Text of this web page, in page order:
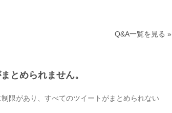
Q&A一覧を見る »
とめられません。
限があり、すべてのツイートがまとめられない